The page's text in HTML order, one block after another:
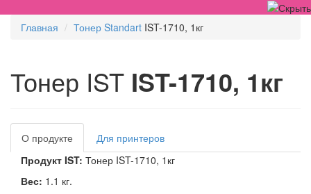
Главная Тонер Standart IST-1710, 1кг
Тонер IST IST-1710, 1кг
О продукте
Для принтеров
Продукт IST: Тонер IST-1710, 1кг
Вес: 1.1 кг.